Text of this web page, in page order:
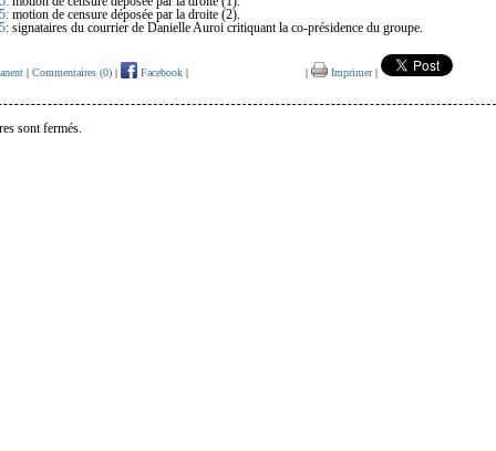
motion de censure déposée par la droite (2).
: signataires du courrier de Danielle Auroi critiquant la co-présidence du groupe.
| Commentaires (0) | Facebook | | Imprimer|
sont fermés.